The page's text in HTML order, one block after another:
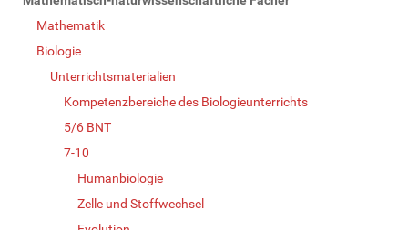
Mathematik
Biologie
Unterrichtsmaterialien
Kompetenzbereiche des Biologieunterrichts
5/6 BNT
7-10
Humanbiologie
Zelle und Stoffwechsel